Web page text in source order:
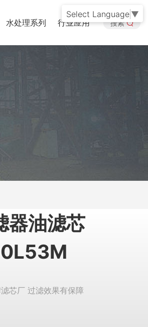
水处理系列 行业应用 搜索
器油滤芯
芯厂 过滤效果有保障
Select Language ▼